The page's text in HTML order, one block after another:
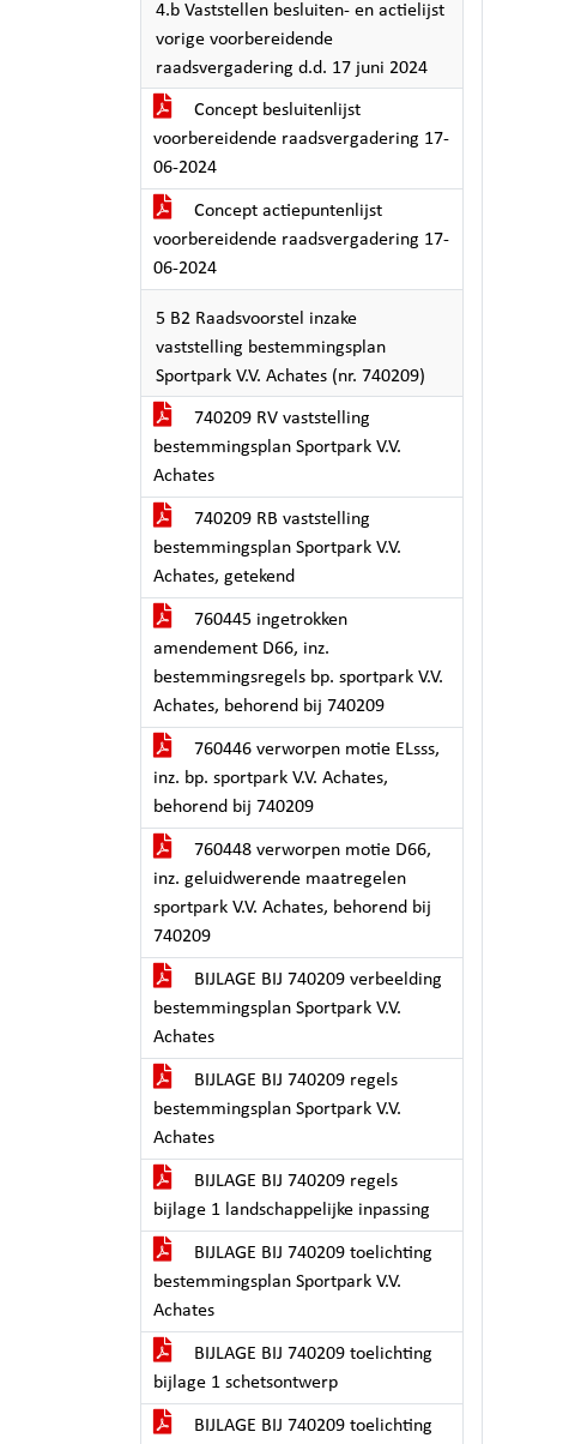
4.b Vaststellen besluiten- en actielijst
vorige voorbereidende
raadsvergadering d.d. 17 juni 2024
Concept besluitenlijst
voorbereidende raadsvergadering 17-
06-2024
Concept actiepuntenlijst
voorbereidende raadsvergadering 17-
06-2024
5 B2 Raadsvoorstel inzake
vaststelling bestemmingsplan
Sportpark V.V. Achates (nr. 740209)
740209 RV vaststelling
bestemmingsplan Sportpark V.V.
Achates
740209 RB vaststelling
bestemmingsplan Sportpark V.V.
Achates, getekend
760445 ingetrokken
amendement D66, inz.
bestemmingsregels bp. sportpark V.V.
Achates, behorend bij 740209
760446 verworpen motie ELsss,
inz. bp. sportpark V.V. Achates,
behorend bij 740209
760448 verworpen motie D66,
inz. geluidwerende maatregelen
sportpark V.V. Achates, behorend bij
740209
BIJLAGE BIJ 740209 verbeelding
bestemmingsplan Sportpark V.V.
Achates
BIJLAGE BIJ 740209 regels
bestemmingsplan Sportpark V.V.
Achates
BIJLAGE BIJ 740209 regels
bijlage 1 landschappelijke inpassing
BIJLAGE BIJ 740209 toelichting
bestemmingsplan Sportpark V.V.
Achates
BIJLAGE BIJ 740209 toelichting
bijlage 1 schetsontwerp
BIJLAGE BIJ 740209 toelichting